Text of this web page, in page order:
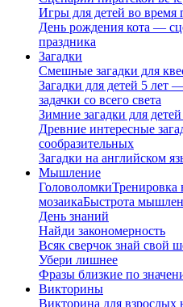
Игры для детей во время
День рождения кота —
праздника
Загадки
Смешные загадки для
Загадки для детей 5 лет
задачки со всего света
Зимние загадки для
Древние интересные
сообразительных
Загадки на английском
Мышление
ГоловоломкиТренировка
мозаикаБыстрота
День знаний
Найди закономерность
Всяк сверчок знай свой
Убери лишнее
Фразы близкие по
Викторины
Викторина для взрослых